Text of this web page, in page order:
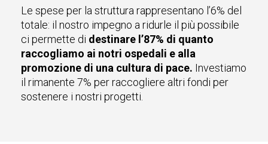
Le spese per la struttura rappresentano l’6% del
totale: il nostro impegno a ridurle il più possibile
ci permette di destinare l’87% di quanto
raccogliamo ai notri ospedali e alla
promozione di una cultura di pace. Investiamo
il rimanente 7% per raccogliere altri fondi per
sostenere i nostri progetti.